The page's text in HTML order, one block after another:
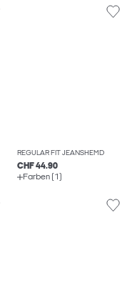
REGULAR FIT JEANSHEMD
CHF 44.90
Farben (1)